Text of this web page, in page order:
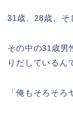
31歳、28歳、そ
その中の31歳男
りだしているん
「俺もそろそろ